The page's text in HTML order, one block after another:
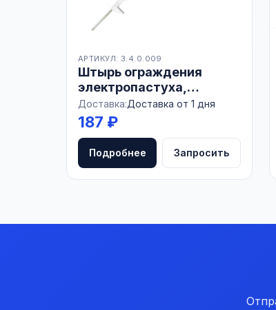
АРТИКУЛ: 3.4.0.009
Штырь ограждения
электропастуха,
пластмассовый, 105см,
БЕЛАРУСЬ
Доставка:Доставка от 1 дня
187 ₽
Подробнее Запросить